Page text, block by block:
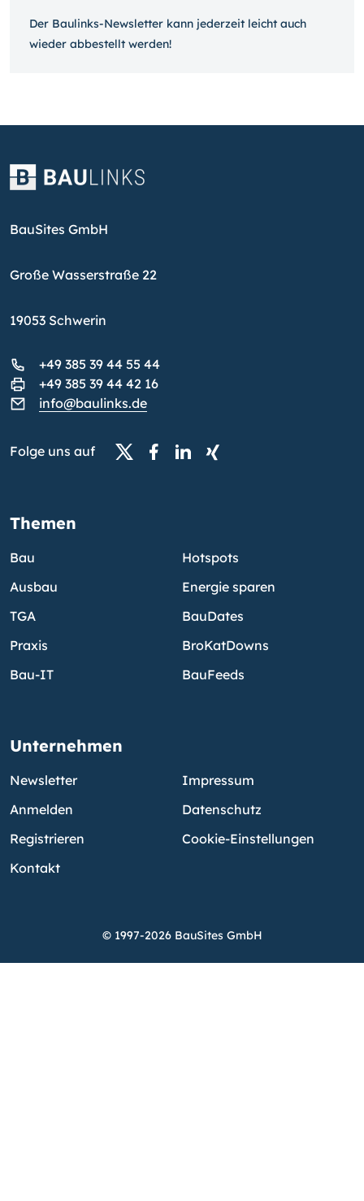
Der Baulinks-Newsletter kann jeder­zeit leicht auch
wieder ab­bestellt werden!
BauSites GmbH
Große Wasserstraße 22
19053 Schwerin
+49 385 39 44 55 44
+49 385 39 44 42 16
info@baulinks.de
Folge uns auf
Themen
Bau
Ausbau
TGA
Praxis
Bau-IT
Hotspots
Energie sparen
BauDates
BroKatDowns
BauFeeds
Unternehmen
Newsletter
Anmelden
Registrieren
Kontakt
Impressum
Datenschutz
Cookie-Einstellungen
© 1997-2026 BauSites GmbH